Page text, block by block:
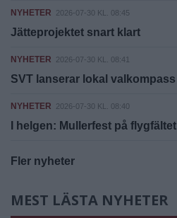
NYHETER 2026-07-30 KL. 08:45
Jätteprojektet snart klart
NYHETER 2026-07-30 KL. 08:41
SVT lanserar lokal valkompass
NYHETER 2026-07-30 KL. 08:40
I helgen: Mullerfest på flygfältet
Fler nyheter
MEST LÄSTA NYHETER